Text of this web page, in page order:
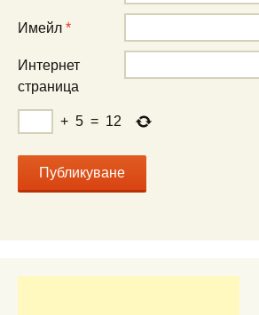
Имейл *
Интернет
страница
+ 5 = 12